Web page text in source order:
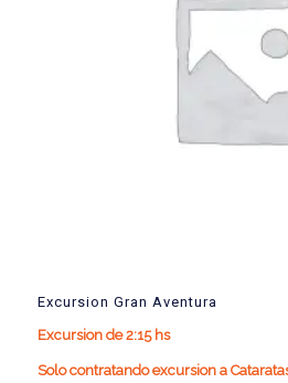
Excursion Gran Aventura
Excursion de 2:15 hs
Solo contratando excursion a